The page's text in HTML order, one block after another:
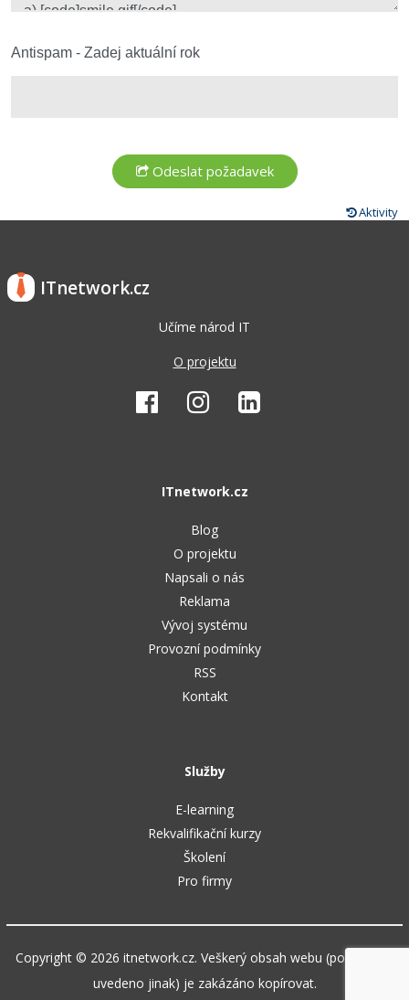
Antispam - Zadej aktuální rok
Aktivity
ITnetwork.cz
Učíme národ IT
O projektu
ITnetwork.cz
Blog
O projektu
Napsali o nás
Reklama
Vývoj systému
Provozní podmínky
RSS
Kontakt
Služby
E-learning
Rekvalifikační kurzy
Školení
Pro firmy
Copyright © 2026 itnetwork.cz. Veškerý obsah webu (pokud není
uvedeno jinak) je zakázáno kopírovat.